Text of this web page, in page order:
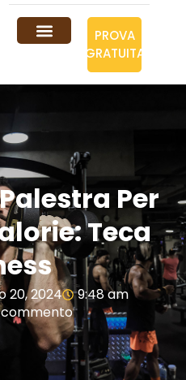
PROVA
GRATUITA
Per
Teca
20, 2024
9:48 am
commento